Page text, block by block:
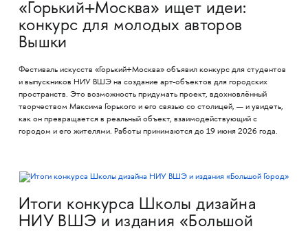
«Горький+Москва» ищет идеи:
конкурс для молодых авторов
Вышки
Фестиваль искусств «Горький+Москва» объявил конкурс для студентов
и выпускников НИУ ВШЭ на создание арт-объектов для городских
пространств. Это возможность придумать проект, вдохновлённый
творчеством Максима Горького и его связью со столицей, — и увидеть,
как он превращается в реальный объект, взаимодействующий с
городом и его жителями. Работы принимаются до 19 июня 2026 года.
Итоги конкурса Школы дизайна
НИУ ВШЭ и издания «Большой